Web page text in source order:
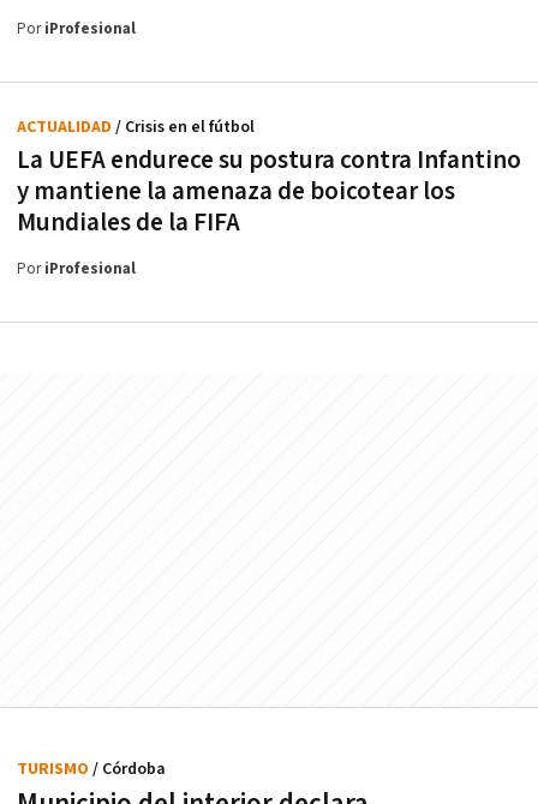
PoriProfesional
La UEFA endurece su postura contra Infantino
y mantiene la amenaza de boicotear los
Mundiales de la FIFA
ACTUALIDAD / Crisis en el fútbol
PoriProfesional
TURISMO / Córdoba